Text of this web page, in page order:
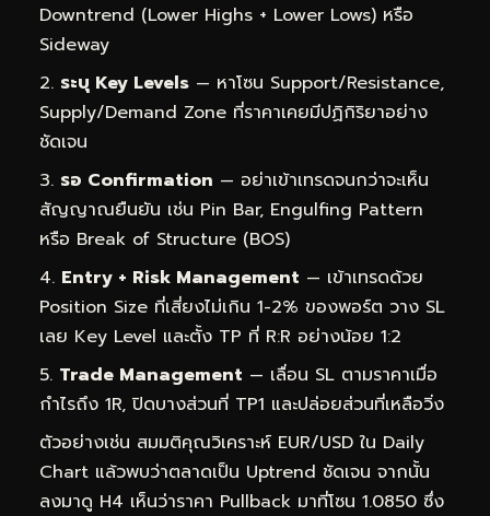
Downtrend (Lower Highs + Lower Lows) หรือ
Sideway
ระบุ Key Levels — หาโซน Support/Resistance,
Supply/Demand Zone ที่ราคาเคยมีปฏิกิริยาอย่าง
ชัดเจน
รอ Confirmation — อย่าเข้าเทรดจนกว่าจะเห็น
สัญญาณยืนยัน เช่น Pin Bar, Engulfing Pattern
หรือ Break of Structure (BOS)
Entry + Risk Management — เข้าเทรดด้วย
Position Size ที่เสี่ยงไม่เกิน 1-2% ของพอร์ต วาง SL
เลย Key Level และตั้ง TP ที่ R:R อย่างน้อย 1:2
Trade Management — เลื่อน SL ตามราคาเมื่อ
กำไรถึง 1R, ปิดบางส่วนที่ TP1 และปล่อยส่วนที่เหลือวิ่ง
ตัวอย่างเช่น สมมติคุณวิเคราะห์ EUR/USD ใน Daily
Chart แล้วพบว่าตลาดเป็น Uptrend ชัดเจน จากนั้น
ลงมาดู H4 เห็นว่าราคา Pullback มาที่โซน 1.0850 ซึ่ง